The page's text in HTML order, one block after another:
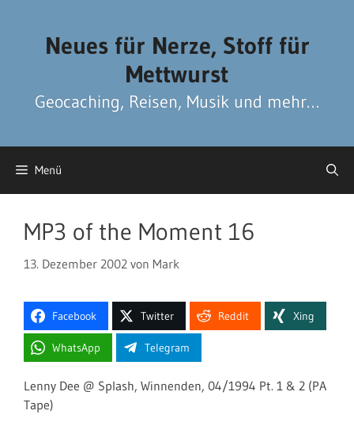
Neues für Nerze, Stoff für
Mettwurst
Geocaching, Reisen, Musik und mehr…
Menü
MP3 of the Moment 16
13. Dezember 2002 von Mark
Facebook Twitter Reddit Xing
WhatsApp Telegram
Lenny Dee @ Splash, Winnenden, 04/1994 Pt. 1 & 2 (PA
Tape)